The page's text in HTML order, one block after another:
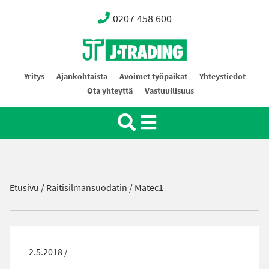
0207 458 600
Oy J-Trading Ab
Yritys Ajankohtaista Avoimet työpaikat
Yhteystiedot
Ota yhteyttä
Vastuullisuus
Etusivu /Raitisilmansuodatin /Matec1
2.5.2018 /